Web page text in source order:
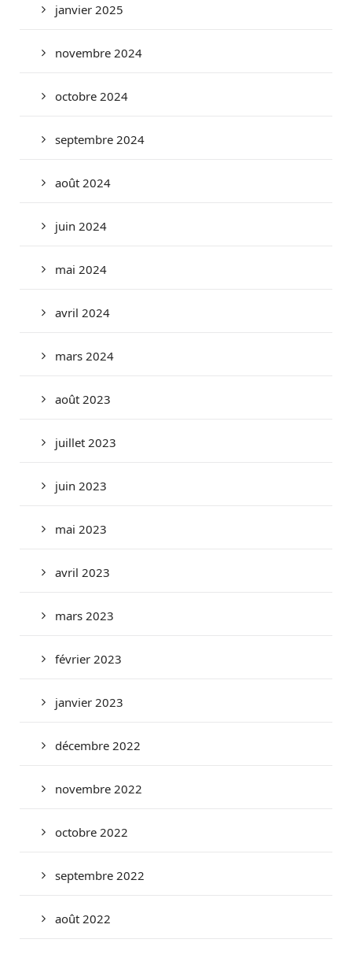
janvier 2025
novembre 2024
octobre 2024
septembre 2024
août 2024
juin 2024
mai 2024
avril 2024
mars 2024
août 2023
juillet 2023
juin 2023
mai 2023
avril 2023
mars 2023
février 2023
janvier 2023
décembre 2022
novembre 2022
octobre 2022
septembre 2022
août 2022